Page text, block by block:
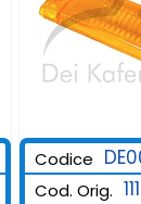
Codice
Cod. Orig.